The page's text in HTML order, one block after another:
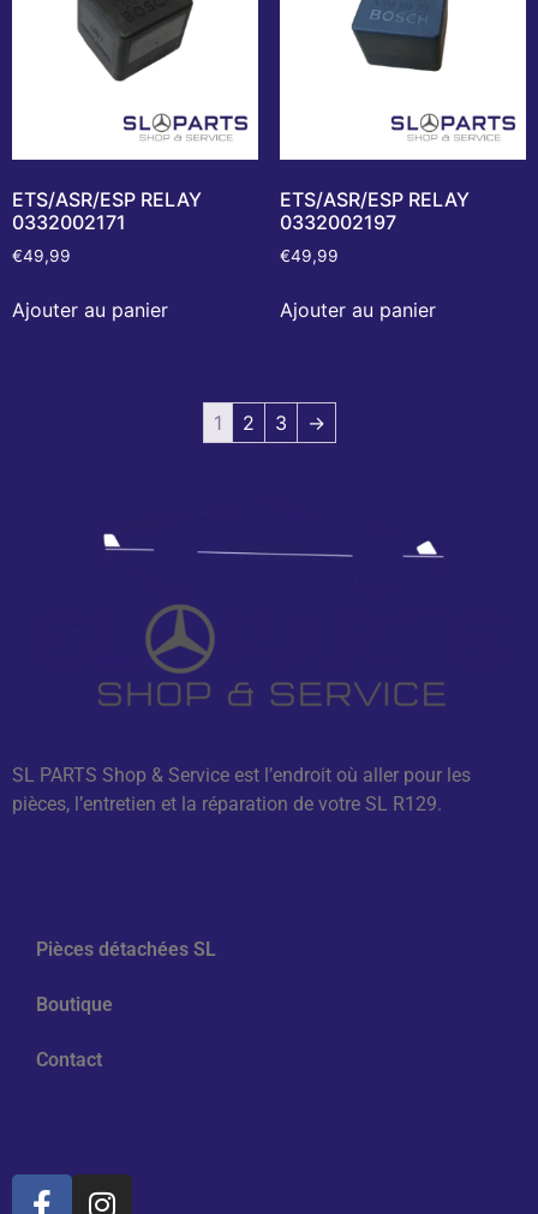
ETS/ASR/ESP RELAY
0332002171
€49,99
Ajouter au panier
ETS/ASR/ESP RELAY
0332002197
€49,99
Ajouter au panier
1 2 3 →
SL PARTS Shop & Service est l’endroit où aller pour les
pièces, l’entretien et la réparation de votre SL R129.
Pièces détachées SL
Boutique
Contact